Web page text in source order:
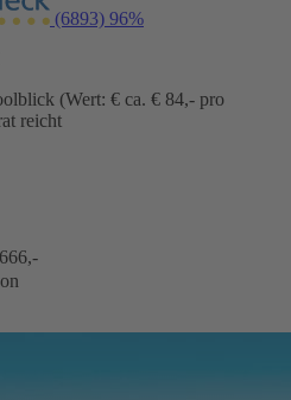
(6893) 96%
(Wert: € ca. € 84,- pro
reicht
666,-